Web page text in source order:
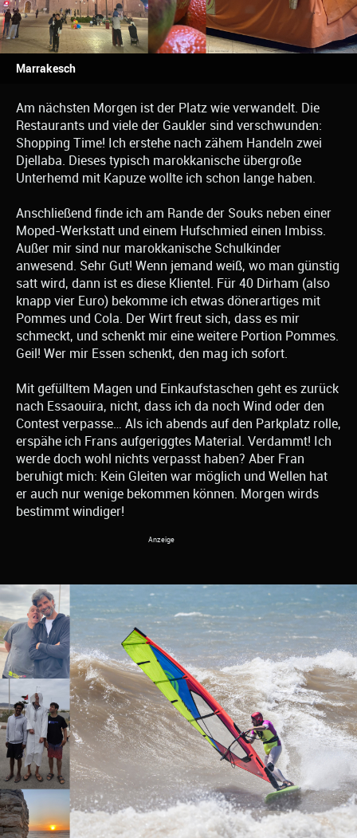
Marrakesch
Am nächsten Morgen ist der Platz wie verwandelt. Die
Restaurants und viele der Gaukler sind verschwunden:
Shopping Time! Ich erstehe nach zähem Handeln zwei
Djellaba. Dieses typisch marokkanische übergroße
Unterhemd mit Kapuze wollte ich schon lange haben.
Anschließend finde ich am Rande der Souks neben einer
Moped-Werkstatt und einem Hufschmied einen Imbiss.
Außer mir sind nur marokkanische Schulkinder
anwesend. Sehr Gut! Wenn jemand weiß, wo man günstig
satt wird, dann ist es diese Klientel. Für 40 Dirham (also
knapp vier Euro) bekomme ich etwas dönerartiges mit
Pommes und Cola. Der Wirt freut sich, dass es mir
schmeckt, und schenkt mir eine weitere Portion Pommes.
Geil! Wer mir Essen schenkt, den mag ich sofort.
Mit gefülltem Magen und Einkaufstaschen geht es zurück
nach Essaouira, nicht, dass ich da noch Wind oder den
Contest verpasse… Als ich abends auf den Parkplatz rolle,
erspähe ich Frans aufgeriggtes Material. Verdammt! Ich
werde doch wohl nichts verpasst haben? Aber Fran
beruhigt mich: Kein Gleiten war möglich und Wellen hat
er auch nur wenige bekommen können. Morgen wirds
bestimmt windiger!